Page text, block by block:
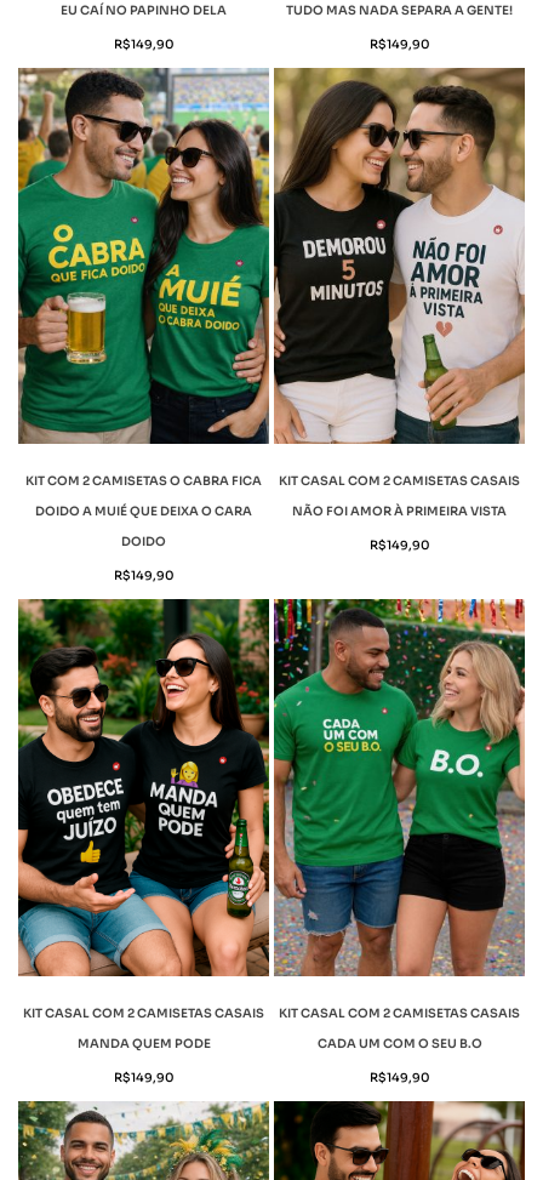
EU CAÍ NO PAPINHO DELA
R$149,90
TUDO MAS NADA SEPARA A GENTE!
R$149,90
KIT COM 2 CAMISETAS O CABRA FICA
DOIDO A MUIÉ QUE DEIXA O CARA
DOIDO
R$149,90
KIT CASAL COM 2 CAMISETAS CASAIS
NÃO FOI AMOR À PRIMEIRA VISTA
R$149,90
KIT CASAL COM 2 CAMISETAS CASAIS
MANDA QUEM PODE
R$149,90
KIT CASAL COM 2 CAMISETAS CASAIS
CADA UM COM O SEU B.O
R$149,90